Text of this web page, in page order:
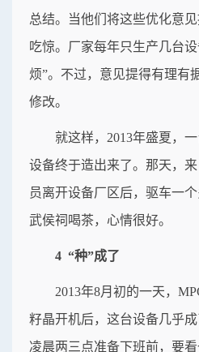
总结。当他们将这些优化意
吃惊。厂家每年只生产几台
烦”。不过，意见提得有理有
修改。
就这样，2013年盛夏，
设备终于造出来了。那天，
员离开设备厂区后，驱车一
武侯祠喝茶，心情很好。
4 “种”成了
2013年8月初的一天，
籽晶开机后，这台设备几乎成
凌晨两三点准备下班前，要